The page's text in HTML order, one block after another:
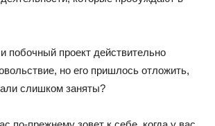
побочный проект действительно
но его пришлось отложить,
слишком заняты?